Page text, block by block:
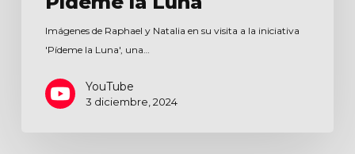
Imágenes de Raphael y Natalia en su visita a la iniciativa
'Pídeme la Luna', una…
YouTube
3 diciembre, 2024